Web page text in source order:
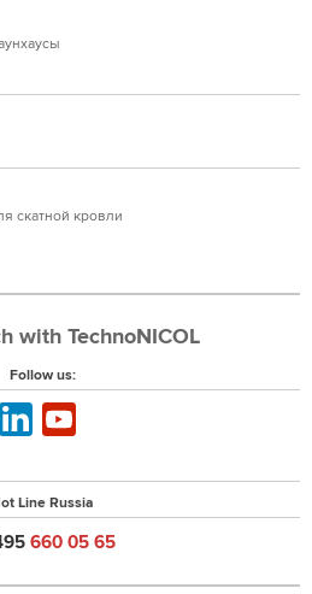
скатной кровли
with TechnoNICOL
Follow us:
Line Russia
660 05 65